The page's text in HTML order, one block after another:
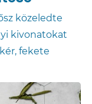
közeledte
kivonatokat
fekete